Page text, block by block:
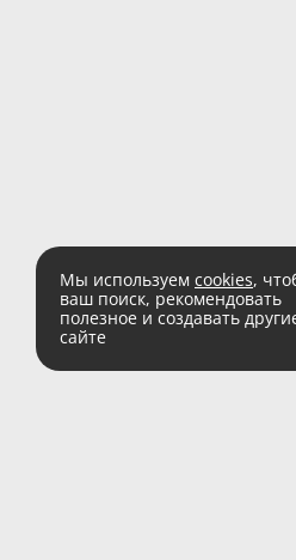
Мы используем cookies,
ваш поиск, рекомендовать
полезное и создавать
сайте